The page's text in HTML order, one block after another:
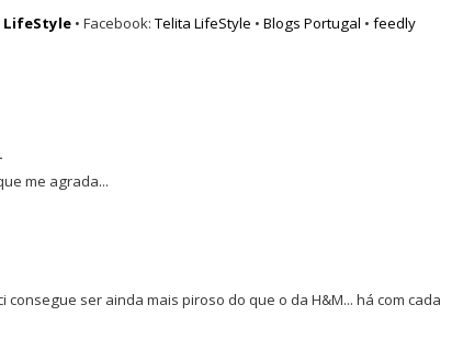
LifeStyle• Facebook:Telita LifeStyle • Blogs Portugal • feedly
me agrada...
consegue ser ainda mais piroso do que o da H&M... há com cada